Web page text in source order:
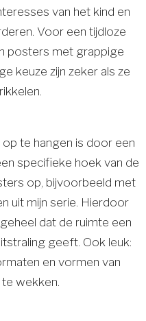
van het kind en
Voor een tijdloze
posters met grappige
keuze zijn zeker als ze
te hangen is door een
specifieke hoek van de
op, bijvoorbeeld met
uit mijn serie. Hierdoor
dat de ruimte een
geeft. Ook leuk:
en vormen van
wekken.